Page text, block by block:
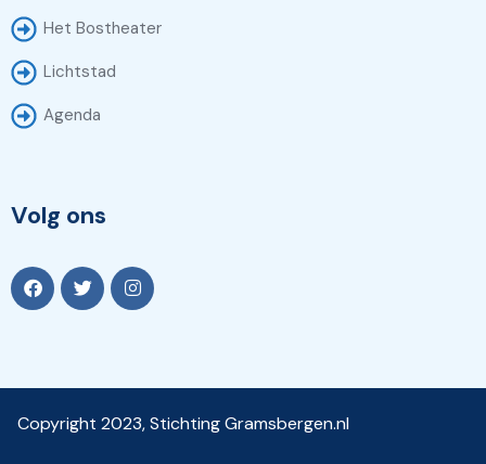
Het Bostheater
Lichtstad
Agenda
Volg ons
Copyright 2023, Stichting Gramsbergen.nl